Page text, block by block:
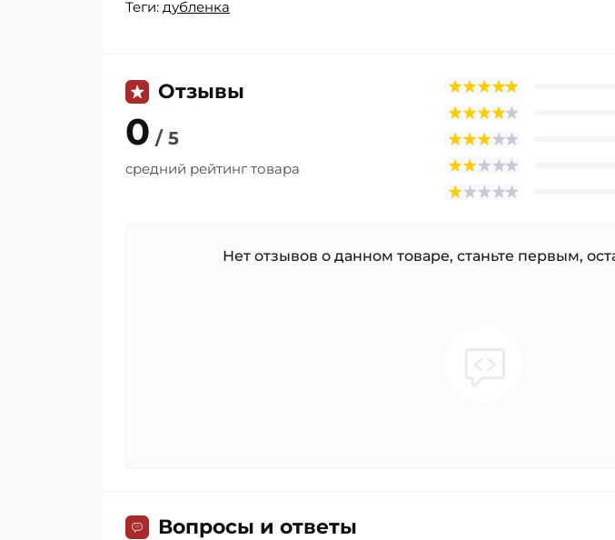
Теги: дубленка
Отзывы
0 / 5
средний рейтинг товара
Нет отзывов о данном товаре, станьте первым,
Вопросы и ответы